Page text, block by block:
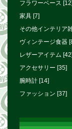
フラワーベース [12]
家具 [7]
その他インテリア
ヴィンテージ食器
レザーアイテム [42]
アクセサリー [35]
腕時計 [14]
ファッション [37]